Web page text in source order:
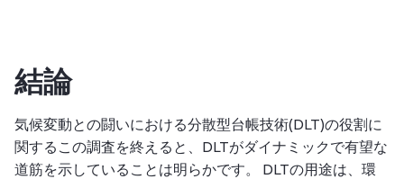
結論
気候変動との闘いにおける分散型台帳技術(DLT)の役割に
関するこの調査を終えると、DLTがダイナミックで有望な
道筋を示していることは明らかです。 DLTの用途は、環